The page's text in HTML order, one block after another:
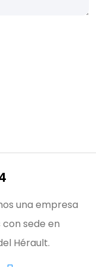
una empresa
sede en
Hérault.